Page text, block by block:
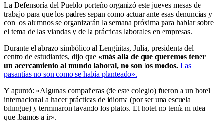
La Defensoría del Pueblo porteño organizó este jueves mesas de
trabajo para que los padres sepan como actuar ante esas denuncias y
con los alumnos se organizarán la semana próxima para hablar sobre
el tema de las viandas y de la prácticas laborales en empresas.
Durante el abrazo simbólico al Lengüitas, Julia, presidenta del
centro de estudiantes, dijo que «más allá de que queremos tener
un acercamiento al mundo laboral, no son los modos. Las
pasantías no son como se había planteado».
Y apuntó: «Algunas compañeras (de este colegio) fueron a un hotel
internacional a hacer prácticas de idioma (por ser una escuela
bilingüe) y terminaron lavando los platos. El hotel no tenía ni idea
que íbamos a ir».